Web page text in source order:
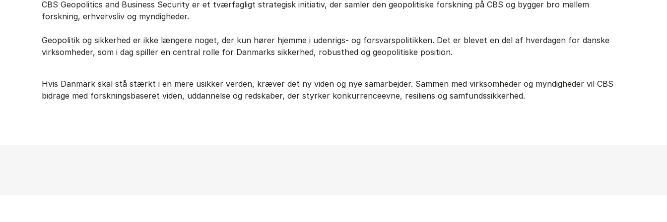
CBS Geopolitics and Business Security er et tværfagligt strategisk initiativ, der samler den geopolitiske forskning på CBS og bygger bro mellem
forskning, erhvervsliv og myndigheder.
Geopolitik og sikkerhed er ikke længere noget, der kun hører hjemme i udenrigs- og forsvarspolitikken. Det er blevet en del af hverdagen for danske
virksomheder, som i dag spiller en central rolle for Danmarks sikkerhed, robusthed og geopolitiske position.
Hvis Danmark skal stå stærkt i en mere usikker verden, kræver det ny viden og nye samarbejder. Sammen med virksomheder og myndigheder vil CBS
bidrage med forskningsbaseret viden, uddannelse og redskaber, der styrker konkurrenceevne, resiliens og samfundssikkerhed.